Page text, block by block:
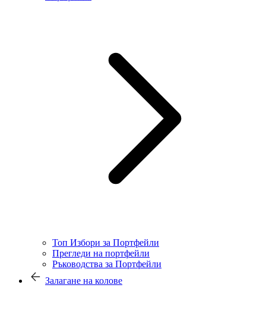
Топ Избори за Портфейли
Прегледи на портфейли
Ръководства за Портфейли
Залагане на колове